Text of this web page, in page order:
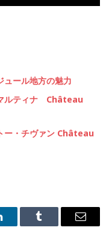
ュール地方の魅力
ルティナ Château
ー・チヴァン Château
Tumblr Email